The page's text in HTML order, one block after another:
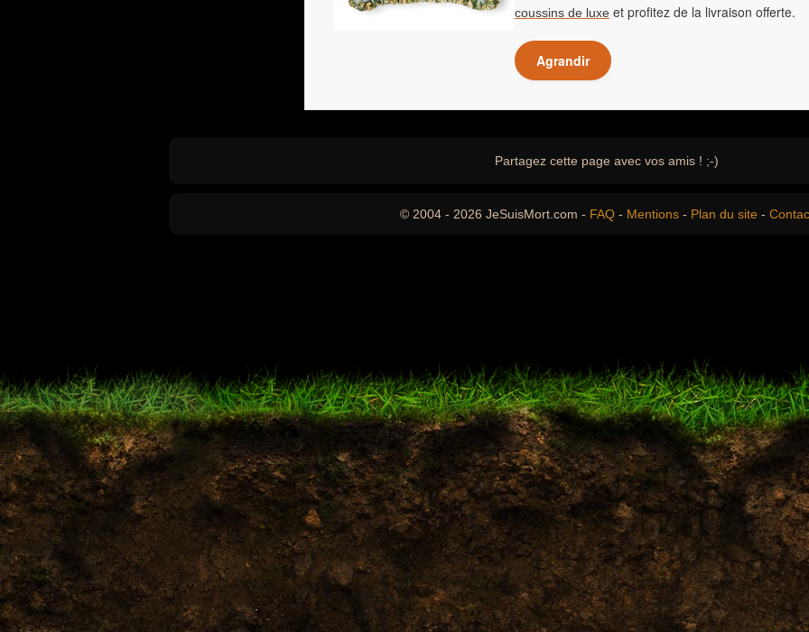
coussins de luxe et profitez de la livraison offerte.
Agrandir
Partagez cette page avec vos amis ! ;-)
© 2004 - 2026 JeSuisMort.com - FAQ - Mentions - Plan du site -